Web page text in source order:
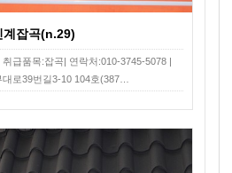
계잡곡(n.29)
취급품목:잡곡| 연락처:010-3745-5078 |
대로39번길3-10 104호(387…